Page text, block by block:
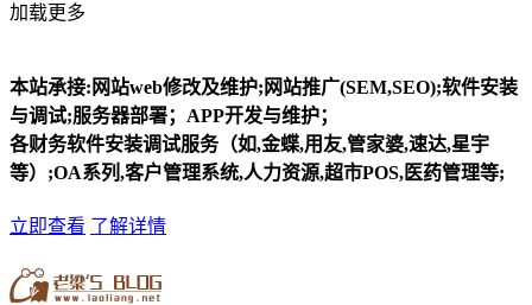
加载更多
本站承接:网站web修改及维护;网站推广(SEM,SEO);软件安装
与调试;服务器部署；APP开发与维护；
各财务软件安装调试服务（如,金蝶,用友,管家婆,速达,星宇
等）;OA系列,客户管理系统,人力资源,超市POS,医药管理等;
立即查看 了解详情